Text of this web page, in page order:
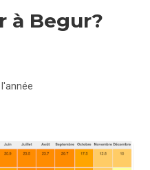
Costa Brava
à Begur?